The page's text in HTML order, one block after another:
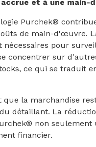
et à une main-
Purchek®
de main-d'œuvre.
pour
concentrer sur
ce qui se traduit
la marchandise
détaillant. La
non seulement
financier.